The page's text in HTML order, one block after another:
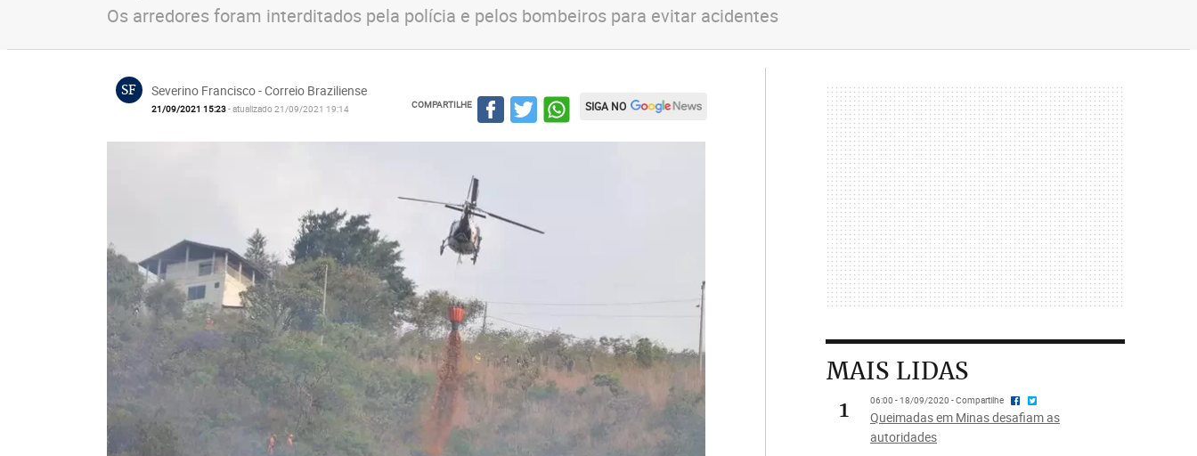
Os arredores foram interditados pela polícia e pelos bombeiros para evitar acidentes
SF Severino Francisco - Correio Braziliense
21/09/2021 15:23- atualizado 21/09/2021 19:14 COMPARTILHE SIGA NO
MAIS LIDAS
1
06:00 - 18/09/2020 - Compartilhe
Queimadas em Minas desafiam as
autoridades